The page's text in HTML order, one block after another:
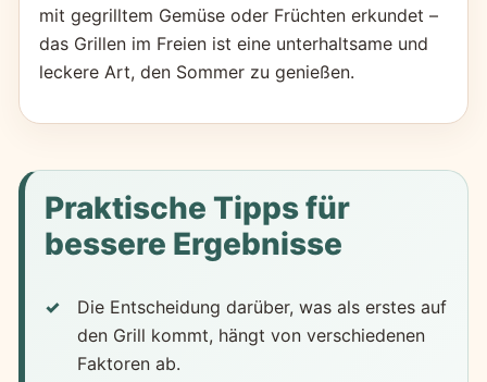
mit gegrilltem Gemüse oder Früchten erkundet –
das Grillen im Freien ist eine unterhaltsame und
leckere Art, den Sommer zu genießen.
Praktische Tipps für
bessere Ergebnisse
Die Entscheidung darüber, was als erstes auf
den Grill kommt, hängt von verschiedenen
Faktoren ab.